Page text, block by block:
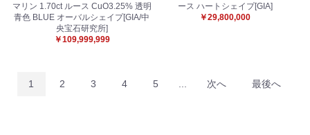
マリン 1.70ct ルース CuO3.25% 透明
青色 BLUE オーバルシェイプ[GIA/中
央宝石研究所]
￥109,999,999
ース ハートシェイプ[GIA]
￥29,800,000
1 2 3 4 5 次へ 最後へ